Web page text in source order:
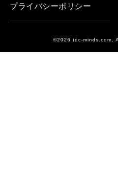
プライバシーポリシー
©2026 tdc-minds.com.